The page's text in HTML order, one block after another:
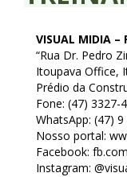
Índices
Notícias
Contato
Baixar APP
VISUAL MIDIA –
“Rua Dr. Pedro
Itoupava Office,
Prédio da
Fone: (47) 3327-
WhatsApp: (47)
Nosso portal:
Facebook:
Instagram: